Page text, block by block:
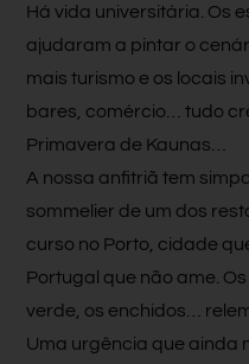
Há vida universitária. Os
ajudaram a pintar o
mais turismo e os locais
bares, comércio… tudo
Primavera de Kaunas…
A nossa anfitriã tem
sommelier de um dos
curso no Porto, cidade
Portugal que não ame.
verde, os enchidos…
Uma urgência que ainda